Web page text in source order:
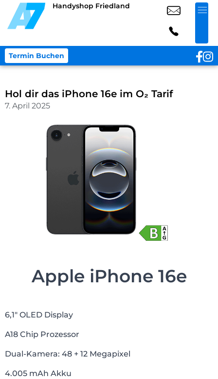
Handyshop Friedland
Termin Buchen
Hol dir das iPhone 16e im O₂ Tarif
7. April 2025
Apple iPhone 16e
6,1″ OLED Display
A18 Chip Prozessor
Dual-Kamera: 48 + 12 Megapixel
4.005 mAh Akku